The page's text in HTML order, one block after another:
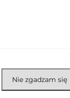
Nie zgadzam się